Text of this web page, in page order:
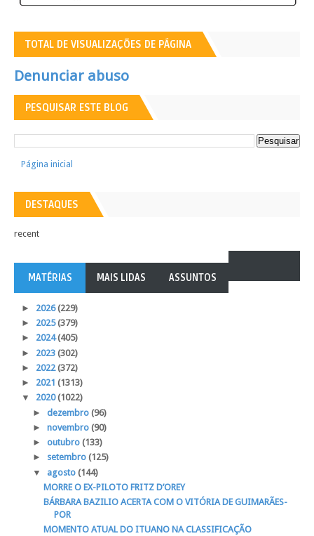
TOTAL DE VISUALIZAÇÕES DE PÁGINA
Denunciar abuso
PESQUISAR ESTE BLOG
Página inicial
DESTAQUES
recent
MATÉRIAS MAIS LIDAS ASSUNTOS
► 2026(229)
► 2025(379)
► 2024(405)
► 2023 (302)
► 2022(372)
► 2021 (1313)
▼ 2020(1022)
► dezembro (96)
► novembro (90)
► outubro (133)
► setembro (125)
▼ agosto (144)
MORRE O EX-PILOTO FRITZ D’OREY
BÁRBARA BAZILIO ACERTA COM O VITÓRIA DE GUIMARÃES-
POR
MOMENTO ATUAL DO ITUANO NA CLASSIFICAÇÃO